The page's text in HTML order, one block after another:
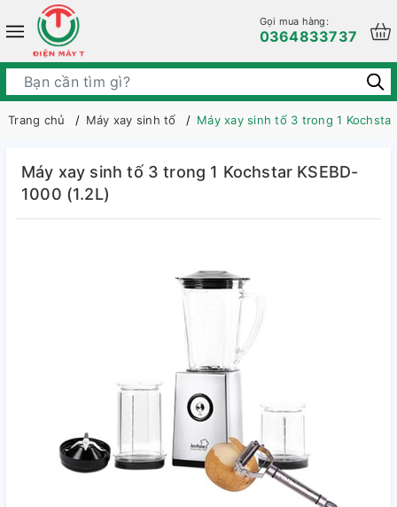
Gọi mua hàng:
0364833737
Trang chủ Máy xay sinh tố Máy xay sinh tố 3 trong 1 Kochstar
Máy xay sinh tố 3 trong 1 Kochstar KSEBD-
1000 (1.2L)